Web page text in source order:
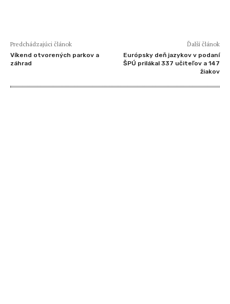
Predchádzajúci článok
Víkend otvorených parkov a
záhrad
Ďalší článok
Európsky deň jazykov v podaní
ŠPÚ prilákal 337 učiteľov a 147
žiakov